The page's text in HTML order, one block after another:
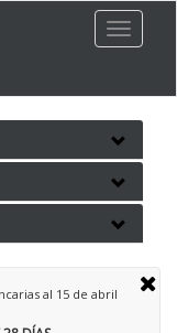
Toggle
al 15 de abril